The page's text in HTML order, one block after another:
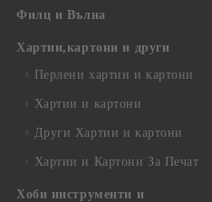
Филц и Вълна
Хартии,картони и други
Перлени хартии и картони
Хартии и картони
Други Хартии и картони
Хартии и Картони За Печат
Хоби инструменти и